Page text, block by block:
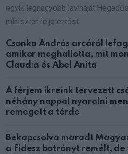
egyik legnagyobb lavináját
miniszter feljelentést
Csonka András arcáról
amikor meghallotta, mit
Claudia és Ábel Anita
A férjem ikreink tervezett
néhány nappal nyaralni
remegett a térde
Bekapcsolva maradt
a Fidesz botrányt remélt,